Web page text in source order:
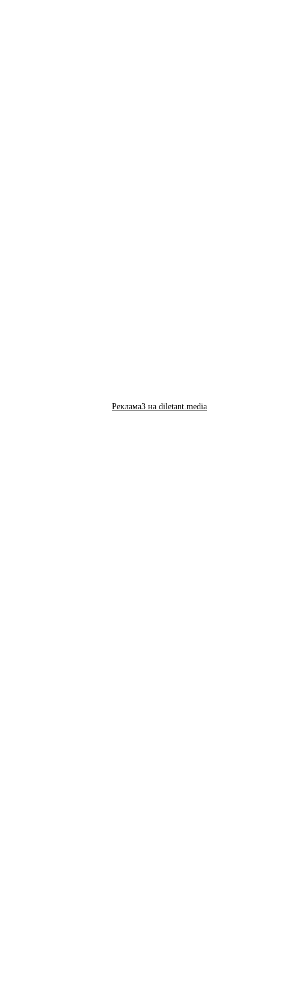
Реклама3 на diletant.media